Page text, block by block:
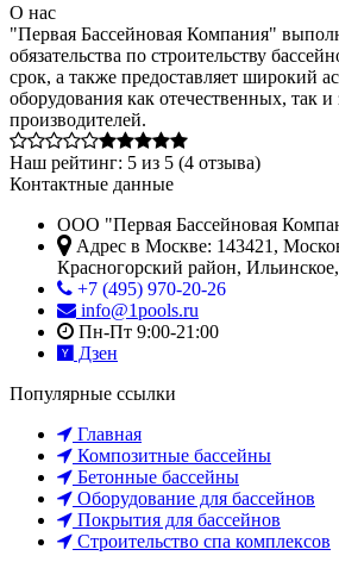
О нас
"Первая Бассейновая Компания"
обязательства по строительству
срок, а также предоставляет широкий
оборудования как отечественных, так
производителей.
Наш рейтинг: 5 из 5 (4 отзыва)
Контактные данные
ООО "Первая Бассейновая
Адрес в Москве: 143421 ,
Красногорский район,
+7 (495) 970-20-26
info@1pools.ru
Пн-Пт 9:00-21:00
Дзен
Популярные ссылки
Главная
Композитные бассейны
Бетонные бассейны
Оборудование для бассейнов
Покрытия для бассейнов
Строительство спа комплексов